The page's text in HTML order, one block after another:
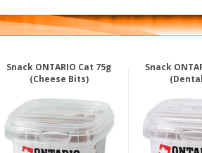
Snack ONTARIO Cat 75g
(Cheese Bits)
Snack